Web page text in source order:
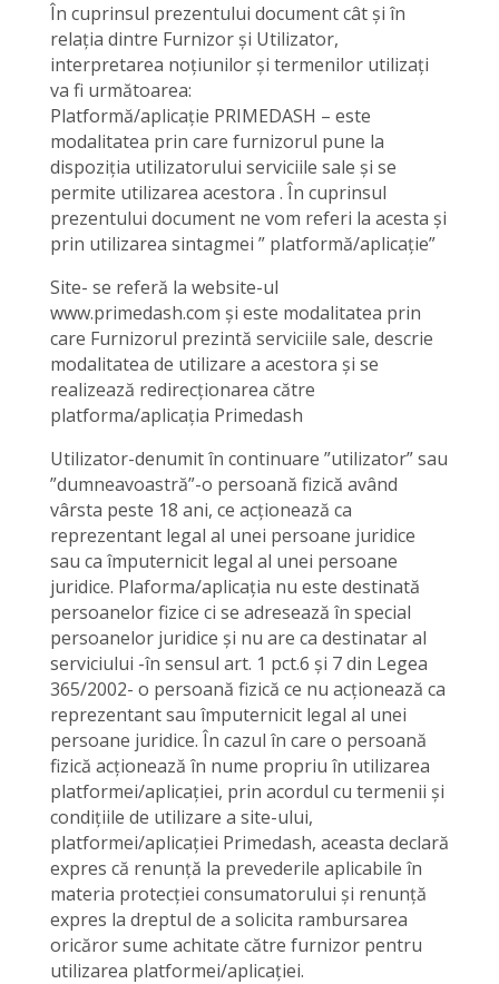
În cuprinsul prezentului document cât și în
relația dintre Furnizor și Utilizator,
interpretarea noțiunilor și termenilor utilizați
va fi următoarea:
Platformă/aplicație PRIMEDASH – este
modalitatea prin care furnizorul pune la
dispoziția utilizatorului serviciile sale și se
permite utilizarea acestora . În cuprinsul
prezentului document ne vom referi la acesta și
prin utilizarea sintagmei ” platformă/aplicație”
Site- se referă la website-ul
www.primedash.com și este modalitatea prin
care Furnizorul prezintă serviciile sale, descrie
modalitatea de utilizare a acestora și se
realizează redirecționarea către
platforma/aplicația Primedash
Utilizator-denumit în continuare ”utilizator” sau
”dumneavoastră”-o persoană fizică având
vârsta peste 18 ani, ce acționează ca
reprezentant legal al unei persoane juridice
sau ca împuternicit legal al unei persoane
juridice. Plaforma/aplicația nu este destinată
persoanelor fizice ci se adresează în special
persoanelor juridice și nu are ca destinatar al
serviciului -în sensul art. 1 pct.6 și 7 din Legea
365/2002- o persoană fizică ce nu acționează ca
reprezentant sau împuternicit legal al unei
persoane juridice. În cazul în care o persoană
fizică acționează în nume propriu în utilizarea
platformei/aplicației, prin acordul cu termenii și
condițiile de utilizare a site-ului,
platformei/aplicației Primedash, aceasta declară
expres că renunță la prevederile aplicabile în
materia protecției consumatorului și renunță
expres la dreptul de a solicita rambursarea
oricăror sume achitate către furnizor pentru
utilizarea platformei/aplicației.